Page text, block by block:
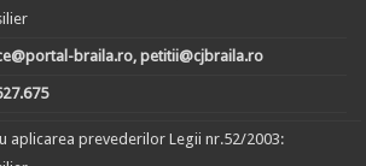
braila.ro, petitii@cjbraila.ro
aplicarea prevederilor Legii nr.52/2003: